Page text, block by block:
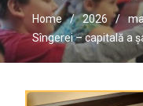
Home 2026
Sîngerei – capitală a